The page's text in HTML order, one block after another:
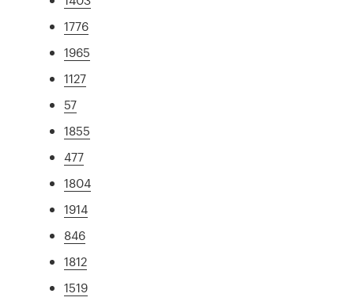
1776
1965
1127
57
1855
477
1804
1914
846
1812
1519